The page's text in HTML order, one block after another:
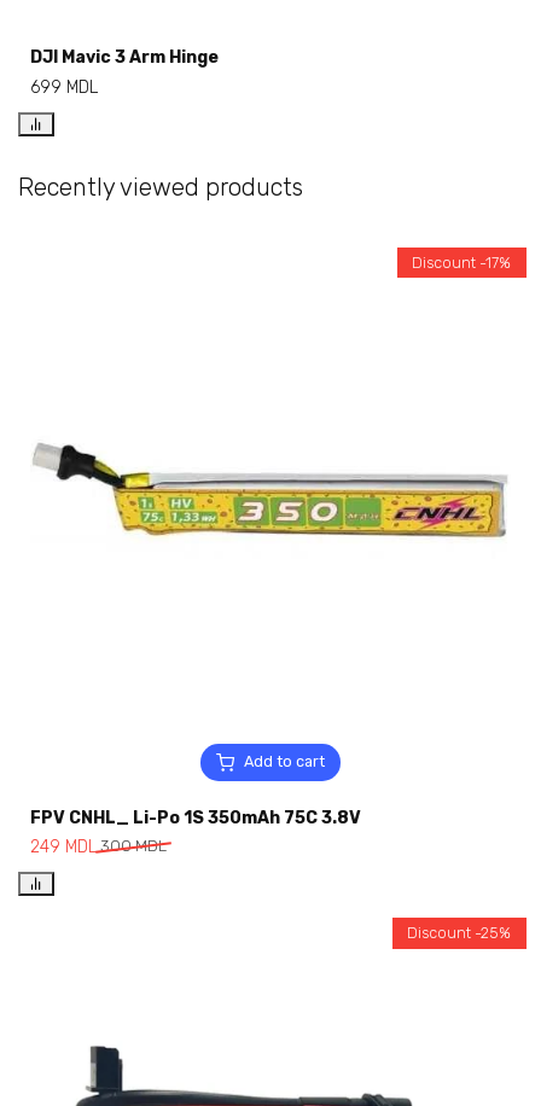
DJI Mavic 3 Arm Hinge
699 MDL
Recently viewed products
Add to cart
Discount -17%
FPV CNHL_ Li-Po 1S 350mAh 75C 3.8V
300MDL
249 MDL
Discount -25%